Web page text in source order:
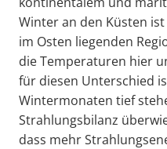
Winter an den Küsten
im Osten liegenden
die Temperaturen hier
für diesen Unterschied
Wintermonaten tief
Strahlungsbilanz
dass mehr